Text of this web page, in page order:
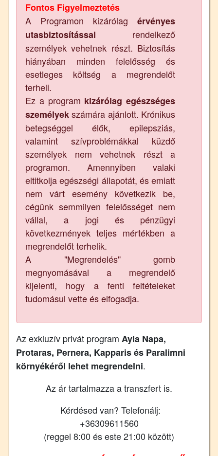
Fontos Figyelmeztetés
A Programon kizárólag érvényes
utasbiztosítással rendelkező
személyek vehetnek részt. Biztosítás
hiányában minden felelősség és
esetleges költség a megrendelőt
terheli.
Ez a program kizárólag egészséges
személyekszámára ajánlott. Krónikus
betegséggel élők, epilepsziás,
valamint szívproblémákkal küzdő
személyek nem vehetnek részt a
programon. Amennyiben valaki
eltitkolja egészségi állapotát, és emiatt
nem várt esemény következik be,
cégünk semmilyen felelősséget nem
vállal, a jogi és pénzügyi
következmények teljes mértékben a
megrendelőt terhelik.
A "Megrendelés" gomb
megnyomásával a megrendelő
kijelenti, hogy a fenti feltételeket
tudomásul vette és elfogadja.
Az exkluzív privát program Ayia Napa,
Protaras, Pernera, Kapparis és Paralimni
környékéről lehet megrendelni.
Az ár tartalmazza a transzfert is.
Kérdésed van? Telefonálj:
+36309611560
(reggel 8:00 és este 21:00 között)